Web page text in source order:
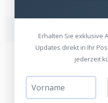
Erhalten Sie exklusive
Updates direkt in Ihr
jederzeit